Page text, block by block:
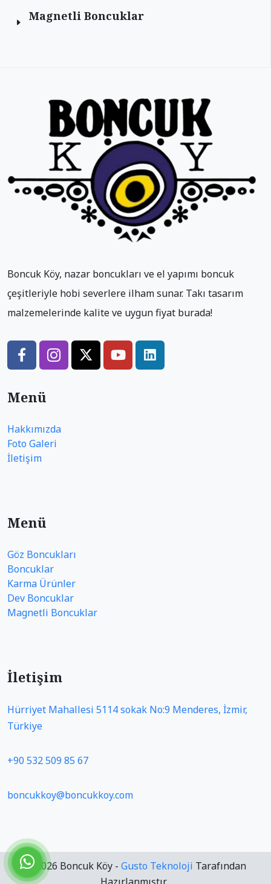
Magnetli Boncuklar
Boncuk Köy, nazar boncukları ve el yapımı boncuk
çeşitleriyle hobi severlere ilham sunar. Takı tasarım
malzemelerinde kalite ve uygun fiyat burada!
Menü
Hakkımızda
Foto Galeri
İletişim
Menü
Göz Boncukları
Boncuklar
Karma Ürünler
Dev Boncuklar
Magnetli Boncuklar
İletişim
Hürriyet Mahallesi 5114 sokak No:9 Menderes, İzmir,
Türkiye
+90 532 509 85 67
boncukkoy@boncukkoy.com
© 2026 Boncuk Köy - Gusto Teknoloji Tarafından